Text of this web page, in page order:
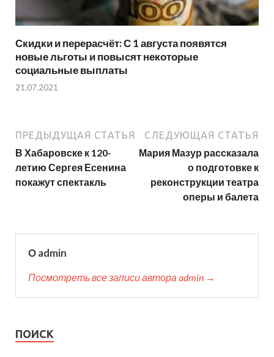
Скидки и перерасчёт: С 1 августа появятся
новые льготы и повысят некоторые
социальные выплаты
21.07.2021
ПРЕДЫДУЩАЯ СТАТЬЯ
В Хабаровске к 120-
летию Сергея Есенина
покажут спектакль
СЛЕДУЮЩАЯ СТАТЬЯ
Мария Мазур рассказала
о подготовке к
реконструкции театра
оперы и балета
О admin
Посмотреть все записи автора admin →
ПОИСК